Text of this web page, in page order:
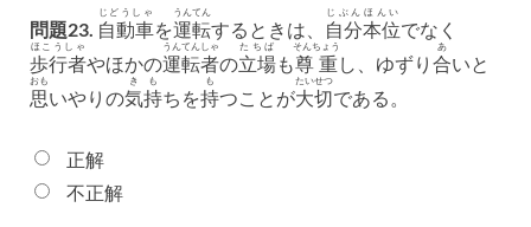
問題23. 自動車
じどうしゃ
を運転
うんてん
するときは、 自分
じぶん
本位
ほんい
でなく
歩行者
ほこうしゃ
やほかの運転者
うんてんしゃ
の立場
たちば
も尊重
そんちょう
し、ゆずり 合
あ
いと
思
おも
いやりの気持
きも
ちを持
も
つことが大切
たいせつ
である。
正解
不正解